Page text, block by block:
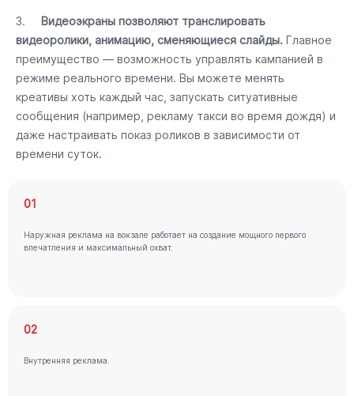
3. Видеоэкраны позволяют транслировать
видеоролики, анимацию, сменяющиеся слайды. Главное
преимущество — возможность управлять кампанией в
режиме реального времени. Вы можете менять
креативы хоть каждый час, запускать ситуативные
сообщения (например, рекламу такси во время дождя) и
даже настраивать показ роликов в зависимости от
времени суток.
01
Наружная реклама на вокзале работает на создание мощного первого
впечатления и максимальный охват.
02
Внутренняя реклама.